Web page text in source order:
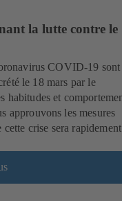
la lutte contre le
COVID-19 sont
le 18 mars par le
habitudes et
approuvons les mesures
crise sera rapidement